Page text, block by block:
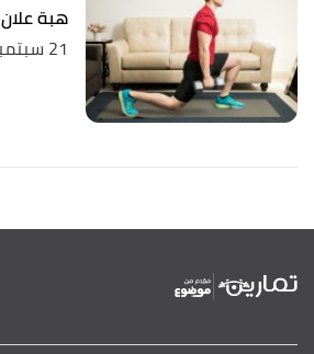
هبة علان
21 سبتمبر 2021